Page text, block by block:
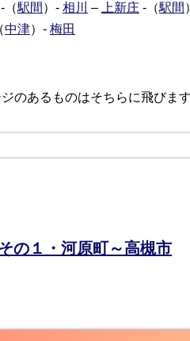
-（駅間 ）- 相川 – 上新庄 -（駅間
中津）- 梅田
のあるものはそちらに飛びます
の１・河原町～高槻市